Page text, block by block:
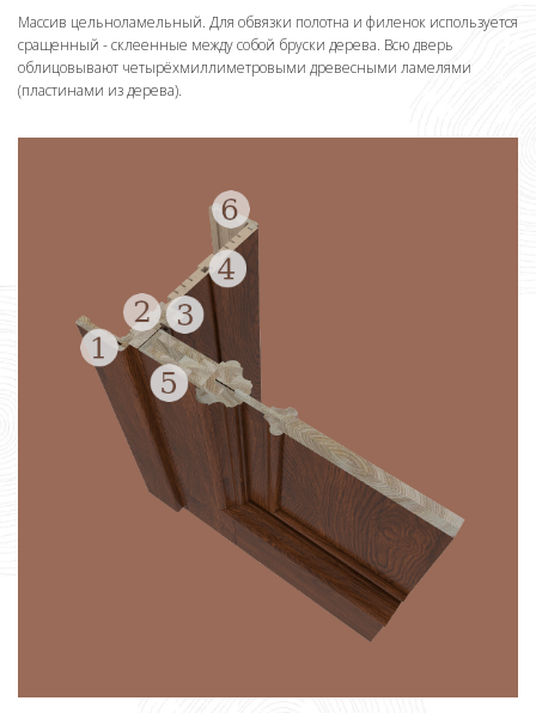
Массив цельноламельный. Для обвязки полотна и филенок используется
сращенный - склеенные между собой бруски дерева. Всю дверь
облицовывают четырёхмиллиметровыми древесными ламелями
(пластинами из дерева).